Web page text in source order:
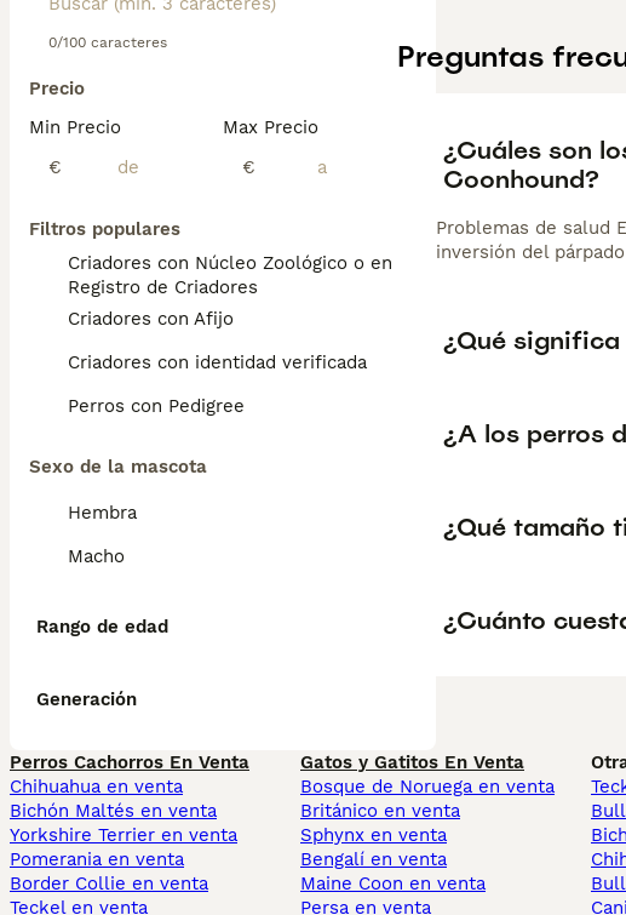
0/100 caracteres
Precio
Min Precio
€
Max Precio
€
Filtros populares
Criadores con Núcleo Zoológico o en el
Registro de Criadores
Criadores con Afijo
Criadores con identidad verificada
Perros con Pedigree
Sexo de la mascota
Hembra
Macho
Rango de edad
Generación
Preguntas
¿Cuáles son
Coonhound?
Problemas de salud
inversión del
¿Qué
¿A los perros
¿Qué tamaño
¿Cuánto
Perros Cachorros En Venta
Chihuahua en venta
Bichón Maltés en venta
Yorkshire Terrier en venta
Pomerania en venta
Border Collie en venta
Teckel en venta
Gatos y Gatitos En Venta
Bosque de Noruega en venta
Británico en venta
Sphynx en venta
Bengalí en venta
Maine Coon en venta
Persa en venta